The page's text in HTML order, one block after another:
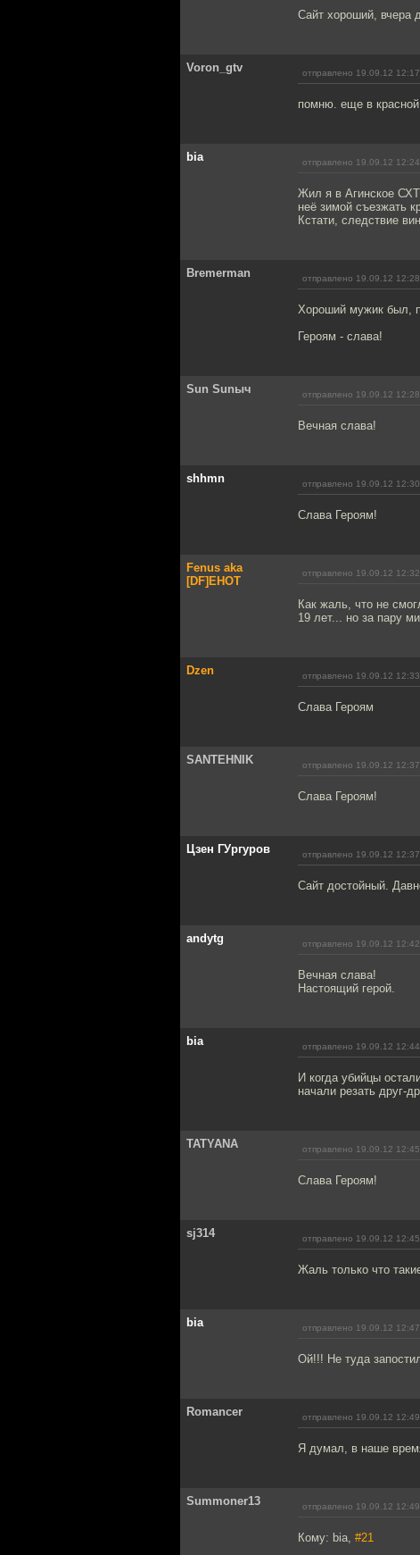
Сайт хороший, вчера
Voron_gtv отправлено 19.09.12 12:17
помню. еще в красной
bia отправлено 19.09.12 12:24
Жил я в Агинское
неё зимой съезжать
Кстати, следствие
Bremerman отправлено 19.09.12 12:28
Хороший мужик был,
Героям - слава!
Sun Sunыч отправлено 19.09.12 12:28
Вечная слава!
shhmn отправлено 19.09.12 12:30
Слава Героям!
Fenus aka
[DF]EHOT
отправлено 19.09.12 12:32
Как жаль, что не
19 лет... но за пару
Dzen отправлено 19.09.12 12:33
Слава Героям
SANTEHNIK отправлено 19.09.12 12:37
Слава Героям!
Цзен ГУргуров отправлено 19.09.12 12:37
Сайт достойный.
andytg отправлено 19.09.12 12:42
Вечная слава!
Настоящий герой.
bia отправлено 19.09.12 12:44
И когда убийцы
начали резать друг-
TATYANA отправлено 19.09.12 12:45
Слава Героям!
sj314 отправлено 19.09.12 12:45
Жаль только что
bia отправлено 19.09.12 12:47
Ой!!! Не туда
Romancer отправлено 19.09.12 12:49
Я думал, в наше
Summoner13 отправлено 19.09.12 12:49
Кому: bia, #21